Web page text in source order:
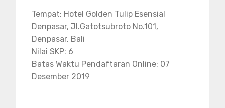
Tempat: Hotel Golden Tulip Esensial
Denpasar, Jl.Gatotsubroto No.101,
Denpasar, Bali
Nilai SKP: 6
Batas Waktu Pendaftaran Online: 07
Desember 2019